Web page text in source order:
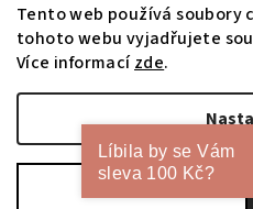
Tento web používá soubory
tohoto webu vyjadřujete
Více informacízde.
Copyright 2026HA-NA-MI.
Líbila by se Vám
sleva 100 Kč?